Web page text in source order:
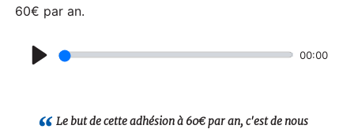
60€ par an.
a
00:00
Le but de cette adhésion à 60€ par an, c'est de nous